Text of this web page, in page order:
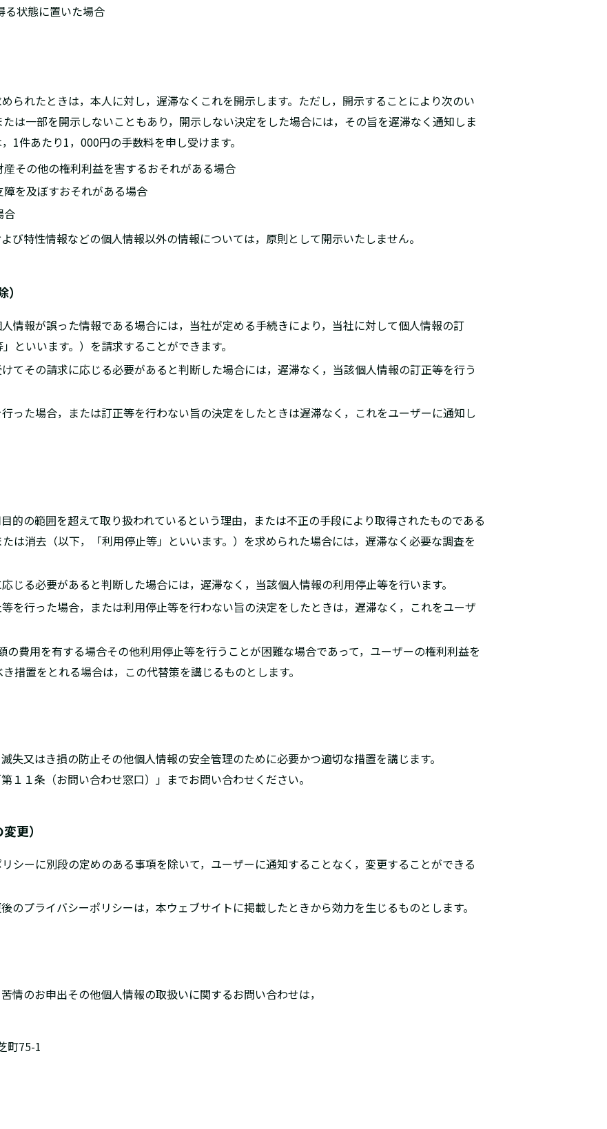
る状態に置いた場合
られたときは，本人に対し，遅滞なくこれを開示します。ただし，開示することにより次のい
は一部を開示しないこともあり，開示しない決定をした場合には，その旨を遅滞なく通知しま
1件あたり1，000円の手数料を申し受けます。
その他の権利利益を害するおそれがある場合
を及ぼすおそれがある場合
合
び特性情報などの個人情報以外の情報については，原則として開示いたしません。
情報が誤った情報である場合には，当社が定める手続きにより，当社に対して個人情報の訂
といいます。）を請求することができます。
てその請求に応じる必要があると判断した場合には，遅滞なく，当該個人情報の訂正等を行う
った場合，または訂正等を行わない旨の決定をしたときは遅滞なく，これをユーザーに通知し
的の範囲を超えて取り扱われているという理由，または不正の手段により取得されたものである
は消去（以下，「利用停止等」といいます。）を求められた場合には，遅滞なく必要な調査を
じる必要があると判断した場合には，遅滞なく，当該個人情報の利用停止等を行います。
を行った場合，または利用停止等を行わない旨の決定をしたときは，遅滞なく，これをユーザ
費用を有する場合その他利用停止等を行うことが困難な場合であって，ユーザーの権利利益を
措置をとれる場合は，この代替策を講じるものとします。
失又はき損の防止その他個人情報の安全管理のために必要かつ適切な措置を講じます。
１１条（お問い合わせ窓口）」までお問い合わせください。
更）
シーに別段の定めのある事項を除いて，ユーザーに通知することなく，変更することができる
のプライバシーポリシーは，本ウェブサイトに掲載したときから効力を生じるものとします。
情のお申出その他個人情報の取扱いに関するお問い合わせは，
町75-1